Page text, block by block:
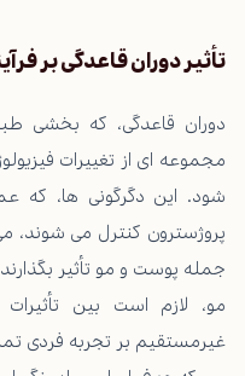
تأثیر دوران قاعدگی بر
دوران قاعدگی، که بخشی
مجموعه ای از تغییرات
شود. این دگرگونی ها، که
پروژسترون کنترل می شوند،
جمله پوست و مو تأثیر
مو، لازم است بین
غیرمستقیم بر تجربه فردی